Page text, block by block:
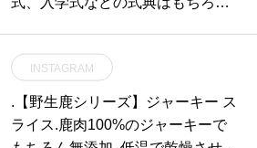
こちらもどうぞ@haus_howell #m
argarethowell #black flannel #flann
el#onepiece#dress#formal#hausm
atsue #島根#松江
INSTAGRAM
.【野生鹿シリーズ】ジャーキー ス
ライス.鹿肉100%のジャーキーで